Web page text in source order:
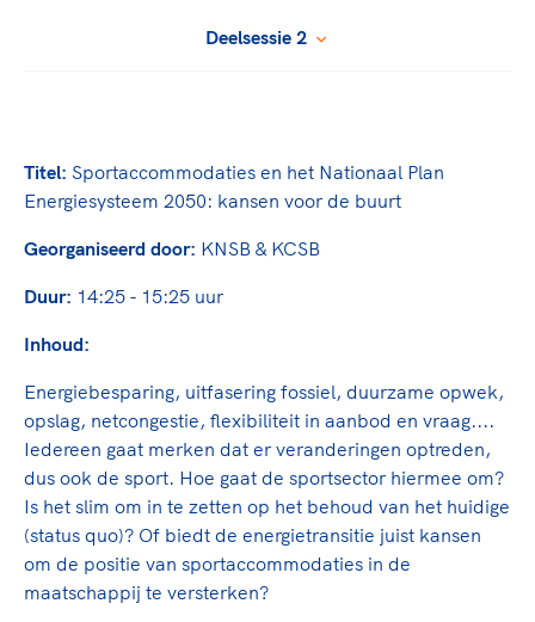
Game Changer
TeamNL kids
Columns
Sport gaat niet vanzelf
Sport verenigt. Op sportclubs, pleintjes, tijdens
een rondje fietsen, door samen te skaten of naar
de sportschool te gaan. Door samen te juichen
Vitale clubs en bestuurlijk kader
Handboek Wet- en Regelgeving
Opleidingen en trainingen
High5 Stappenplan
Ruimte voor sport
Clubondersteuning
Beroepskrachten
Olympische Spelen LA28
Paralympische Spelen LA28
Topsportfinanciering
Maatschappelijke waarde topsport
Top teamsportcompetities
De TeamNL Academie
De TeamNL Academie biedt een leer- en
Deelsessie 2
Titel: Sportaccommodaties en het Nationaal Plan
Energiesysteem 2050: kansen voor de buurt
Georganiseerd door: KNSB & KCSB
Duur: 14:25 - 15:25 uur
Inhoud:
Energiebesparing, uitfasering fossiel, duurzame opwek,
opslag, netcongestie, flexibiliteit in aanbod en vraag....
Iedereen gaat merken dat er veranderingen optreden,
dus ook de sport. Hoe gaat de sportsector hiermee om?
Is het slim om in te zetten op het behoud van het huidige
(status quo)? Of biedt de energietransitie juist kansen
om de positie van sportaccommodaties in de
maatschappij te versterken?